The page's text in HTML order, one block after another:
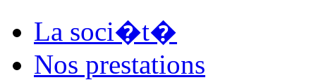
La soci�t�
Nos prestations